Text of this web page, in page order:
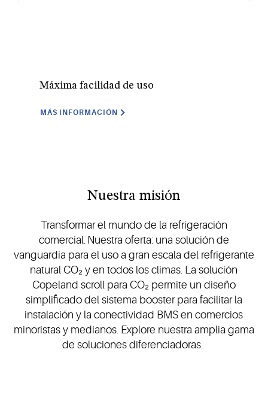
Máxima facilidad de uso
MÁS INFORMACIÓN
Nuestra misión
Transformar el mundo de la refrigeración
comercial. Nuestra oferta: una solución de
vanguardia para el uso a gran escala del refrigerante
natural CO₂ y en todos los climas. La solución
Copeland scroll para CO₂ permite un diseño
simplificado del sistema booster para facilitar la
instalación y la conectividad BMS en comercios
minoristas y medianos. Explore nuestra amplia gama
de soluciones diferenciadoras.